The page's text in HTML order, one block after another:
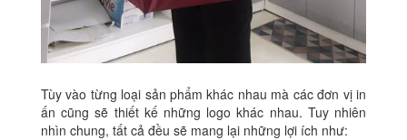
Tùy vào từng loại sản phẩm khác nhau mà các đơn vị in
ấn cũng sẽ thiết kế những logo khác nhau. Tuy nhiên
nhìn chung, tất cả đều sẽ mang lại những lợi ích như: